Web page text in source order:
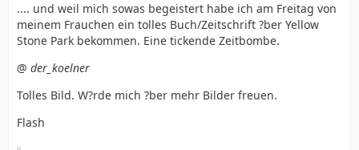
.... und weil mich sowas begeistert habe ich am Freitag von
meinem Frauchen ein tolles Buch/Zeitschrift ?ber Yellow
Stone Park bekommen. Eine tickende Zeitbombe.
@ der_koelner
Tolles Bild. W?rde mich ?ber mehr Bilder freuen.
Flash